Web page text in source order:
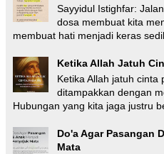
Sayyidul Istighfar:
dosa membuat kita
membuat hati menjadi keras
Ketika Allah Jatuh
Ketika Allah jatuh cinta
ditampakkan dengan
Hubungan yang kita jaga justru
Do'a Agar Pasangan
Mata